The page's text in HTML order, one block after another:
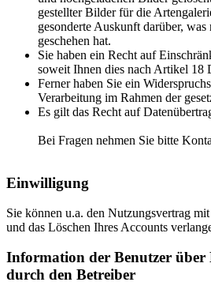
gestellter Bilder für die
gesonderte Auskunft darüber,
geschehen hat.
Sie haben ein Recht auf
soweit Ihnen dies nach Artikel 18
Ferner haben Sie ein
Verarbeitung im Rahmen der
Es gilt das Recht auf
Bei Fragen nehmen Sie bitte
Einwilligung
Sie können u.a. den Nutzungsvertrag
und das Löschen Ihres Accounts
Information der Benutzer
durch den Betreiber